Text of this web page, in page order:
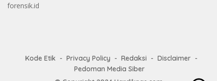
forensik.id
Kode Etik Privacy Policy Redaksi
Disclaimer
Pedoman Media Siber